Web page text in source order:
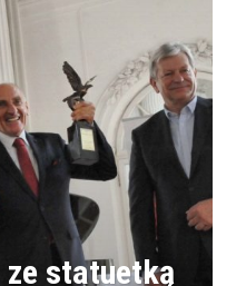
ze statuetką